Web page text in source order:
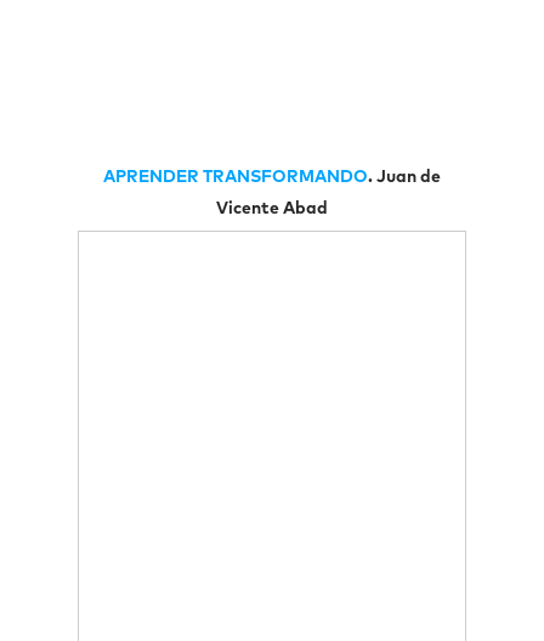
APRENDER TRANSFORMANDO. Juan de
Vicente Abad